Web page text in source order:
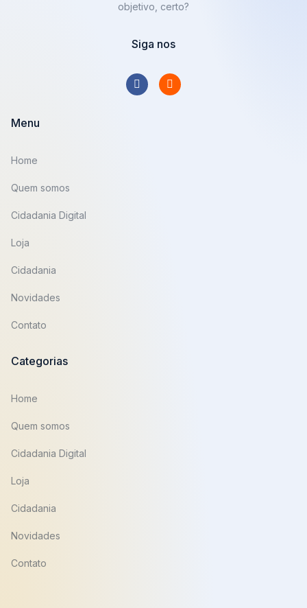
objetivo, certo?
Siga nos
Menu
Home
Quem somos
Cidadania Digital
Loja
Cidadania
Novidades
Contato
Categorias
Home
Quem somos
Cidadania Digital
Loja
Cidadania
Novidades
Contato